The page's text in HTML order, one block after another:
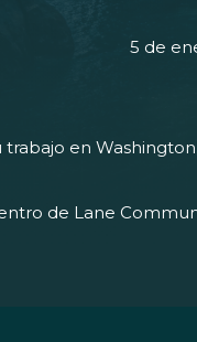
5 de
en
de Lane